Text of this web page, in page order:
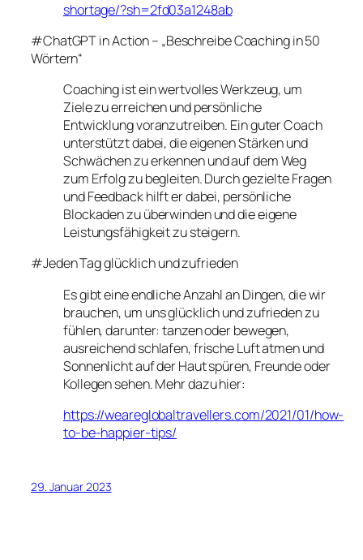
shortage/?sh=2fd03a1248ab
#ChatGPT in Action – „Beschreibe Coaching in 50
Wörtern“
Coaching ist ein wertvolles Werkzeug, um
Ziele zu erreichen und persönliche
Entwicklung voranzutreiben. Ein guter Coach
unterstützt dabei, die eigenen Stärken und
Schwächen zu erkennen und auf dem Weg
zum Erfolg zu begleiten. Durch gezielte Fragen
und Feedback hilft er dabei, persönliche
Blockaden zu überwinden und die eigene
Leistungsfähigkeit zu steigern.
#Jeden Tag glücklich und zufrieden
Es gibt eine endliche Anzahl an Dingen, die wir
brauchen, um uns glücklich und zufrieden zu
fühlen, darunter: tanzen oder bewegen,
ausreichend schlafen, frische Luft atmen und
Sonnenlicht auf der Haut spüren, Freunde oder
Kollegen sehen. Mehr dazu hier:
https://weareglobaltravellers.com/2021/01/how-
to-be-happier-tips/
29. Januar 2023